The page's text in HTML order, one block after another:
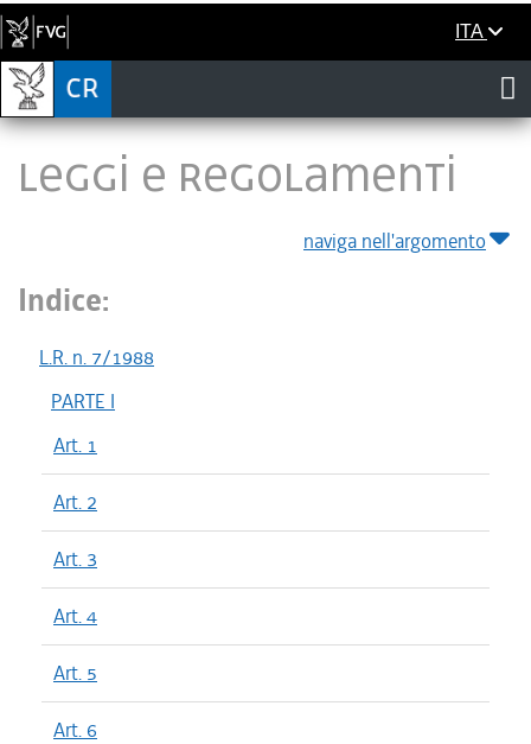
ITA
LEGGI E REGOLAMENTI
naviga nell'argomento
Indice:
L.R. n. 7/1988
PARTE I
Art. 1
Art. 2
Art. 3
Art. 4
Art. 5
Art. 6